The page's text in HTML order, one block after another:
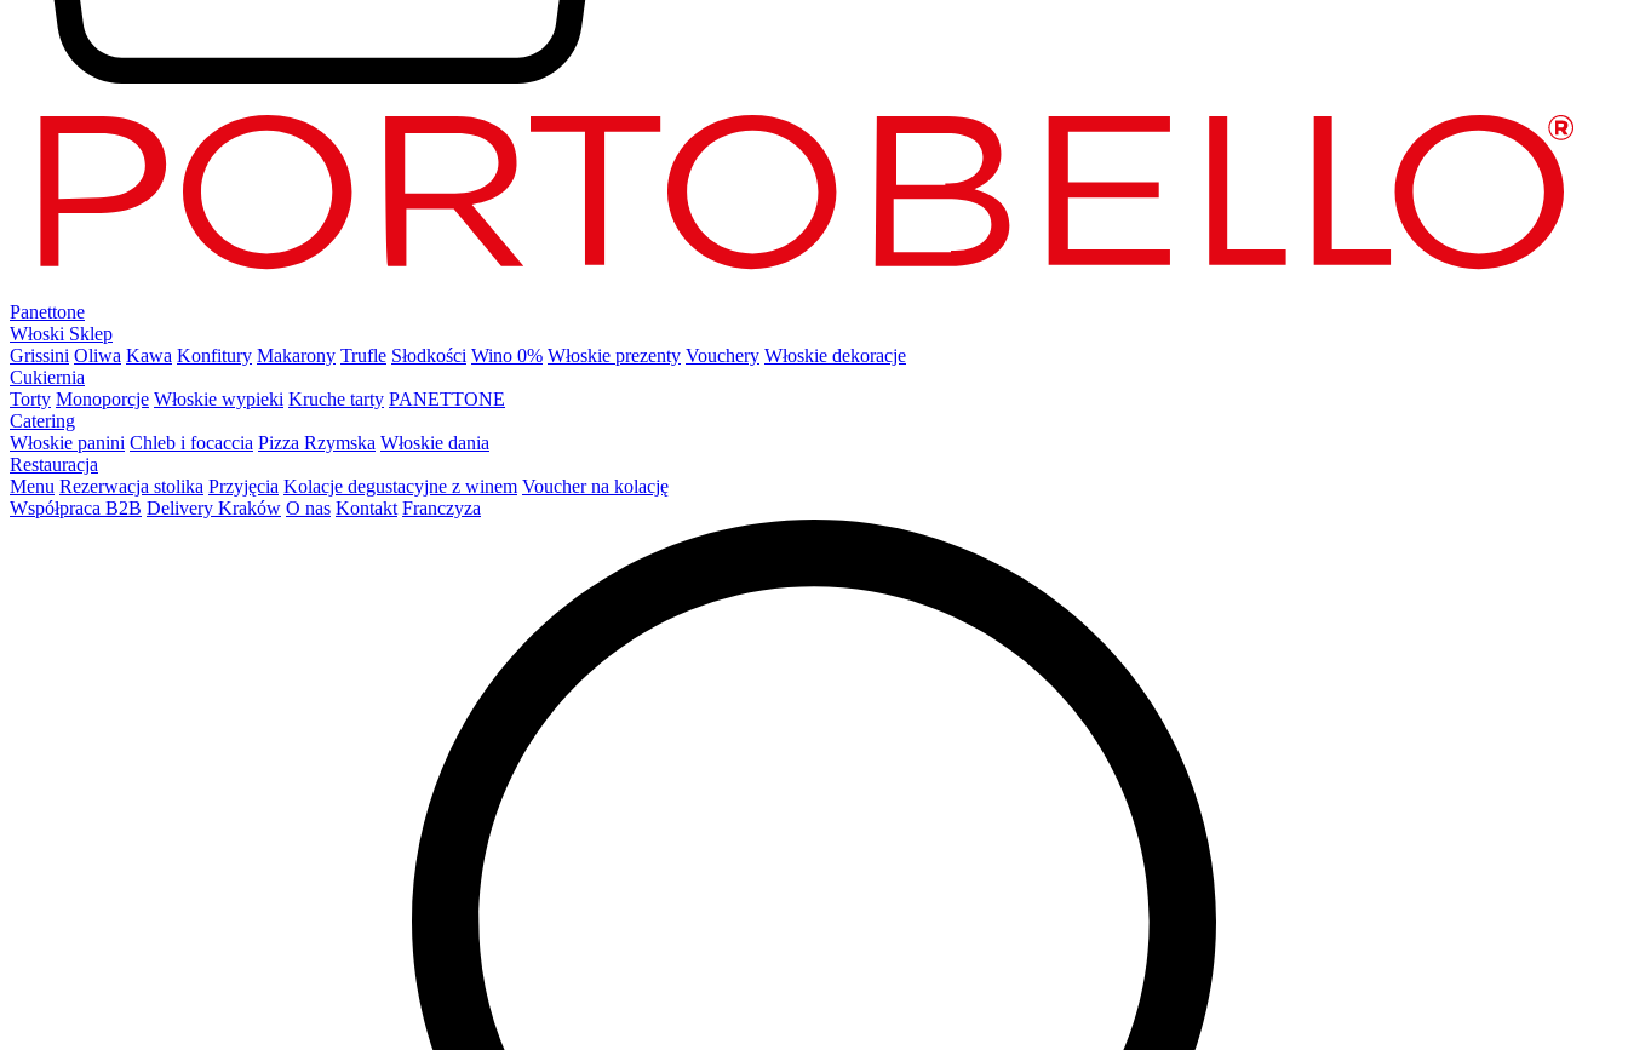
Panettone
Włoski Sklep
Grissini Oliwa Kawa Konfitury Makarony Trufle Słodkości Wino 0% Włoskie prezenty Vouchery Włoskie dekoracje
Cukiernia
Torty Monoporcje Włoskie wypieki Kruche tarty PANETTONE
Catering
Włoskie panini Chleb i focaccia Pizza Rzymska Włoskie dania
Restauracja
Menu Rezerwacja stolika Przyjęcia Kolacje degustacyjne z winem Voucher na kolację
Współpraca B2B Delivery Kraków O nas Kontakt Franczyza